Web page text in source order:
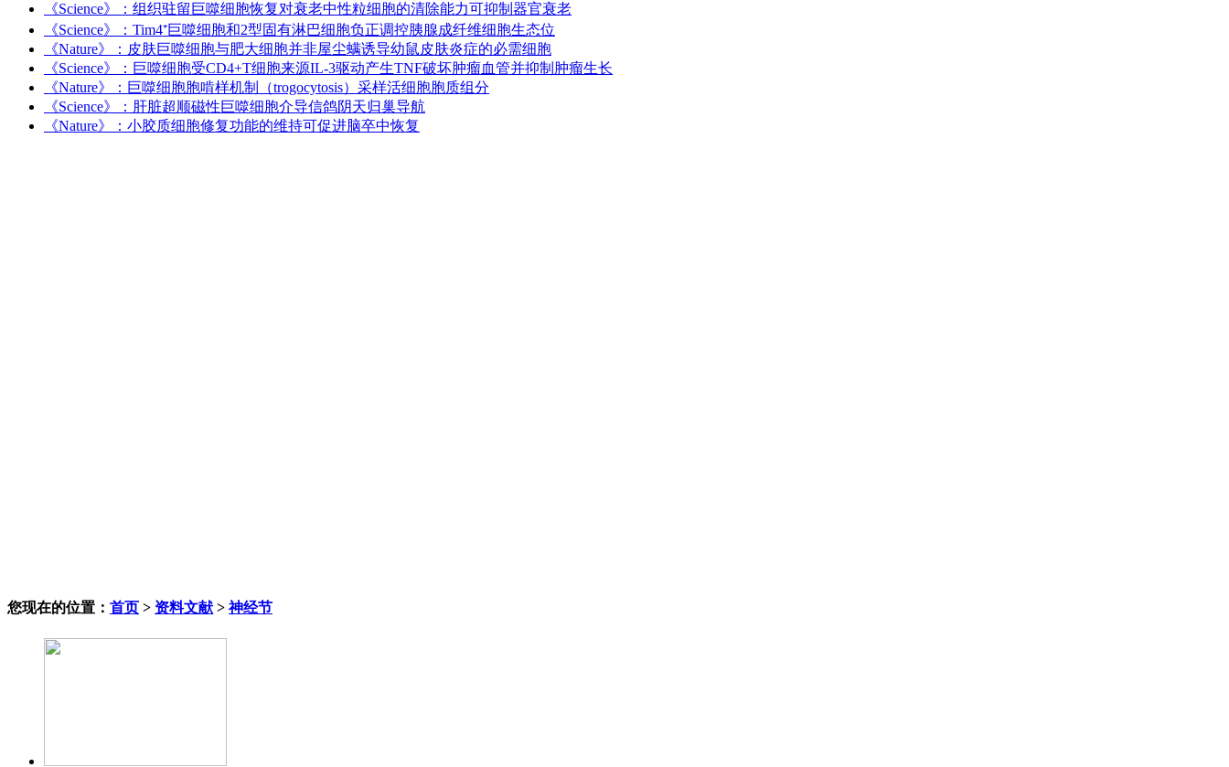
《Science》：组织驻留巨噬细胞恢复对衰老中性粒细胞的清除能力可抑制器官衰老
《Science》：Tim4⁺巨噬细胞和2型固有淋巴细胞负正调控胰腺成纤维细胞生态位
《Nature》：皮肤巨噬细胞与肥大细胞并非屋尘螨诱导幼鼠皮肤炎症的必需细胞
《Science》：巨噬细胞受CD4+T细胞来源IL-3驱动产生TNF破坏肿瘤血管并抑制肿瘤生长
《Nature》：巨噬细胞胞啃样机制（trogocytosis）采样活细胞胞质组分
《Science》：肝脏超顺磁性巨噬细胞介导信鸽阴天归巢导航
《Nature》：小胶质细胞修复功能的维持可促进脑卒中恢复
您现在的位置： 首页 > 资料文献 >神经节